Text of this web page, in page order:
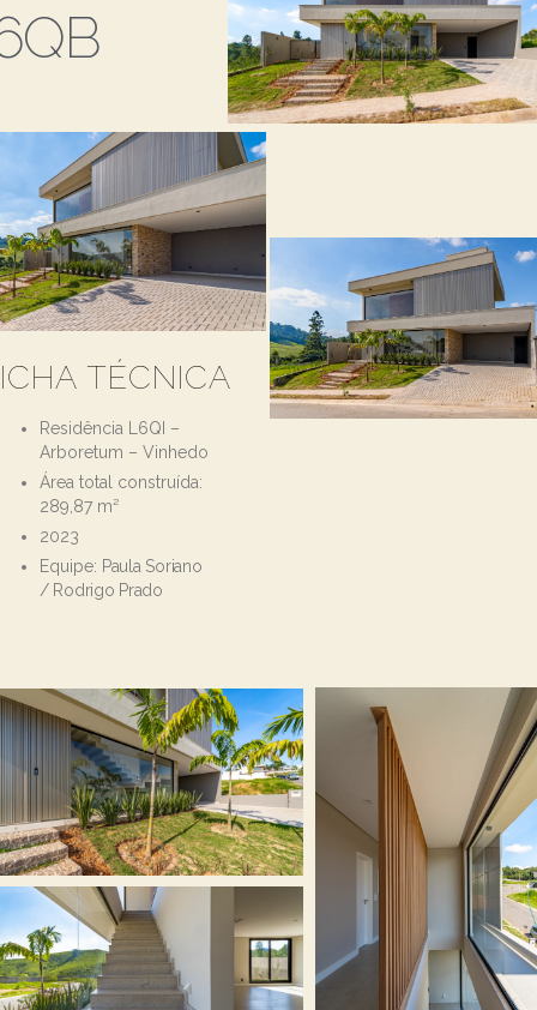
TÉCNICA
Residência L6QI –
Arboretum – Vinhedo
Área total construída:
289,87 m²
2023
Equipe: Paula Soriano
/ Rodrigo Prado